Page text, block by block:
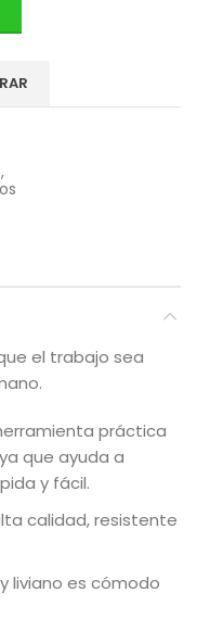
,
el trabajo sea
práctica
que ayuda a
y fácil.
calidad, resistente
liviano es cómodo